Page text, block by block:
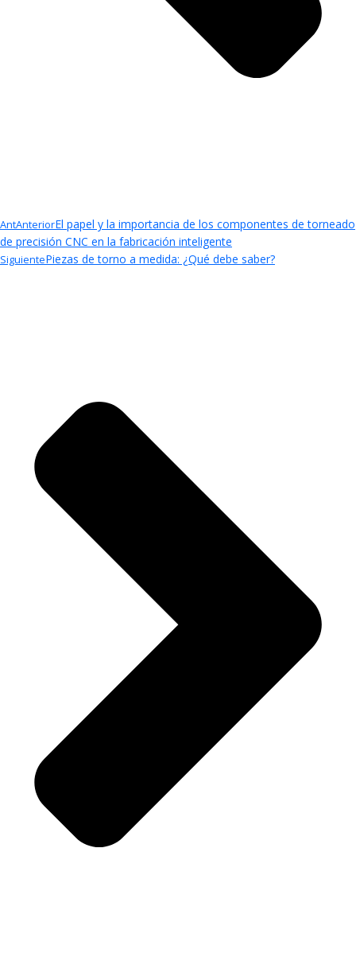
AntAnteriorEl papel y la importancia de los componentes de torneado
de precisión CNC en la fabricación inteligente
SiguientePiezas de torno a medida: ¿Qué debe saber?